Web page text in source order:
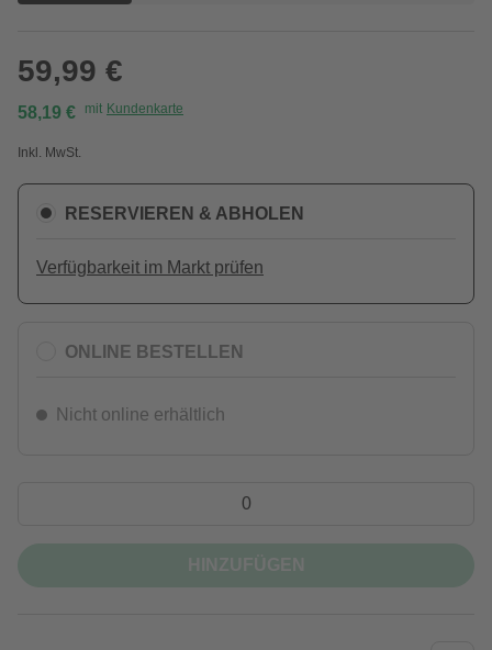
59,99 €
58,19 € mit Kundenkarte
Inkl. MwSt.
RESERVIEREN & ABHOLEN
Verfügbarkeit im Markt prüfen
ONLINE BESTELLEN
Nicht online erhältlich